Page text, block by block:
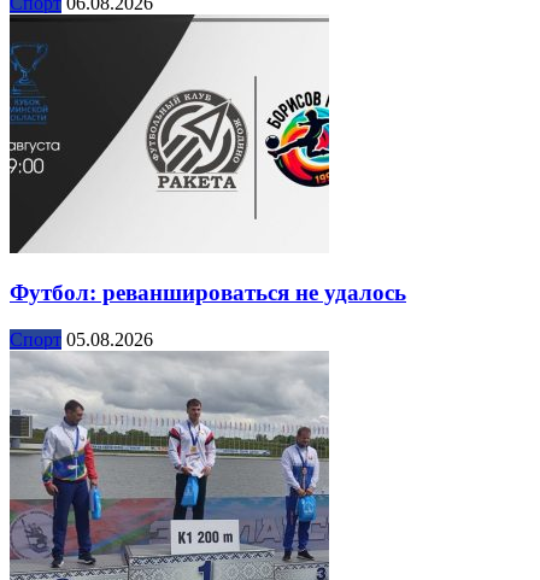
Футбол: реваншироваться не удалось
Спорт 05.08.2026